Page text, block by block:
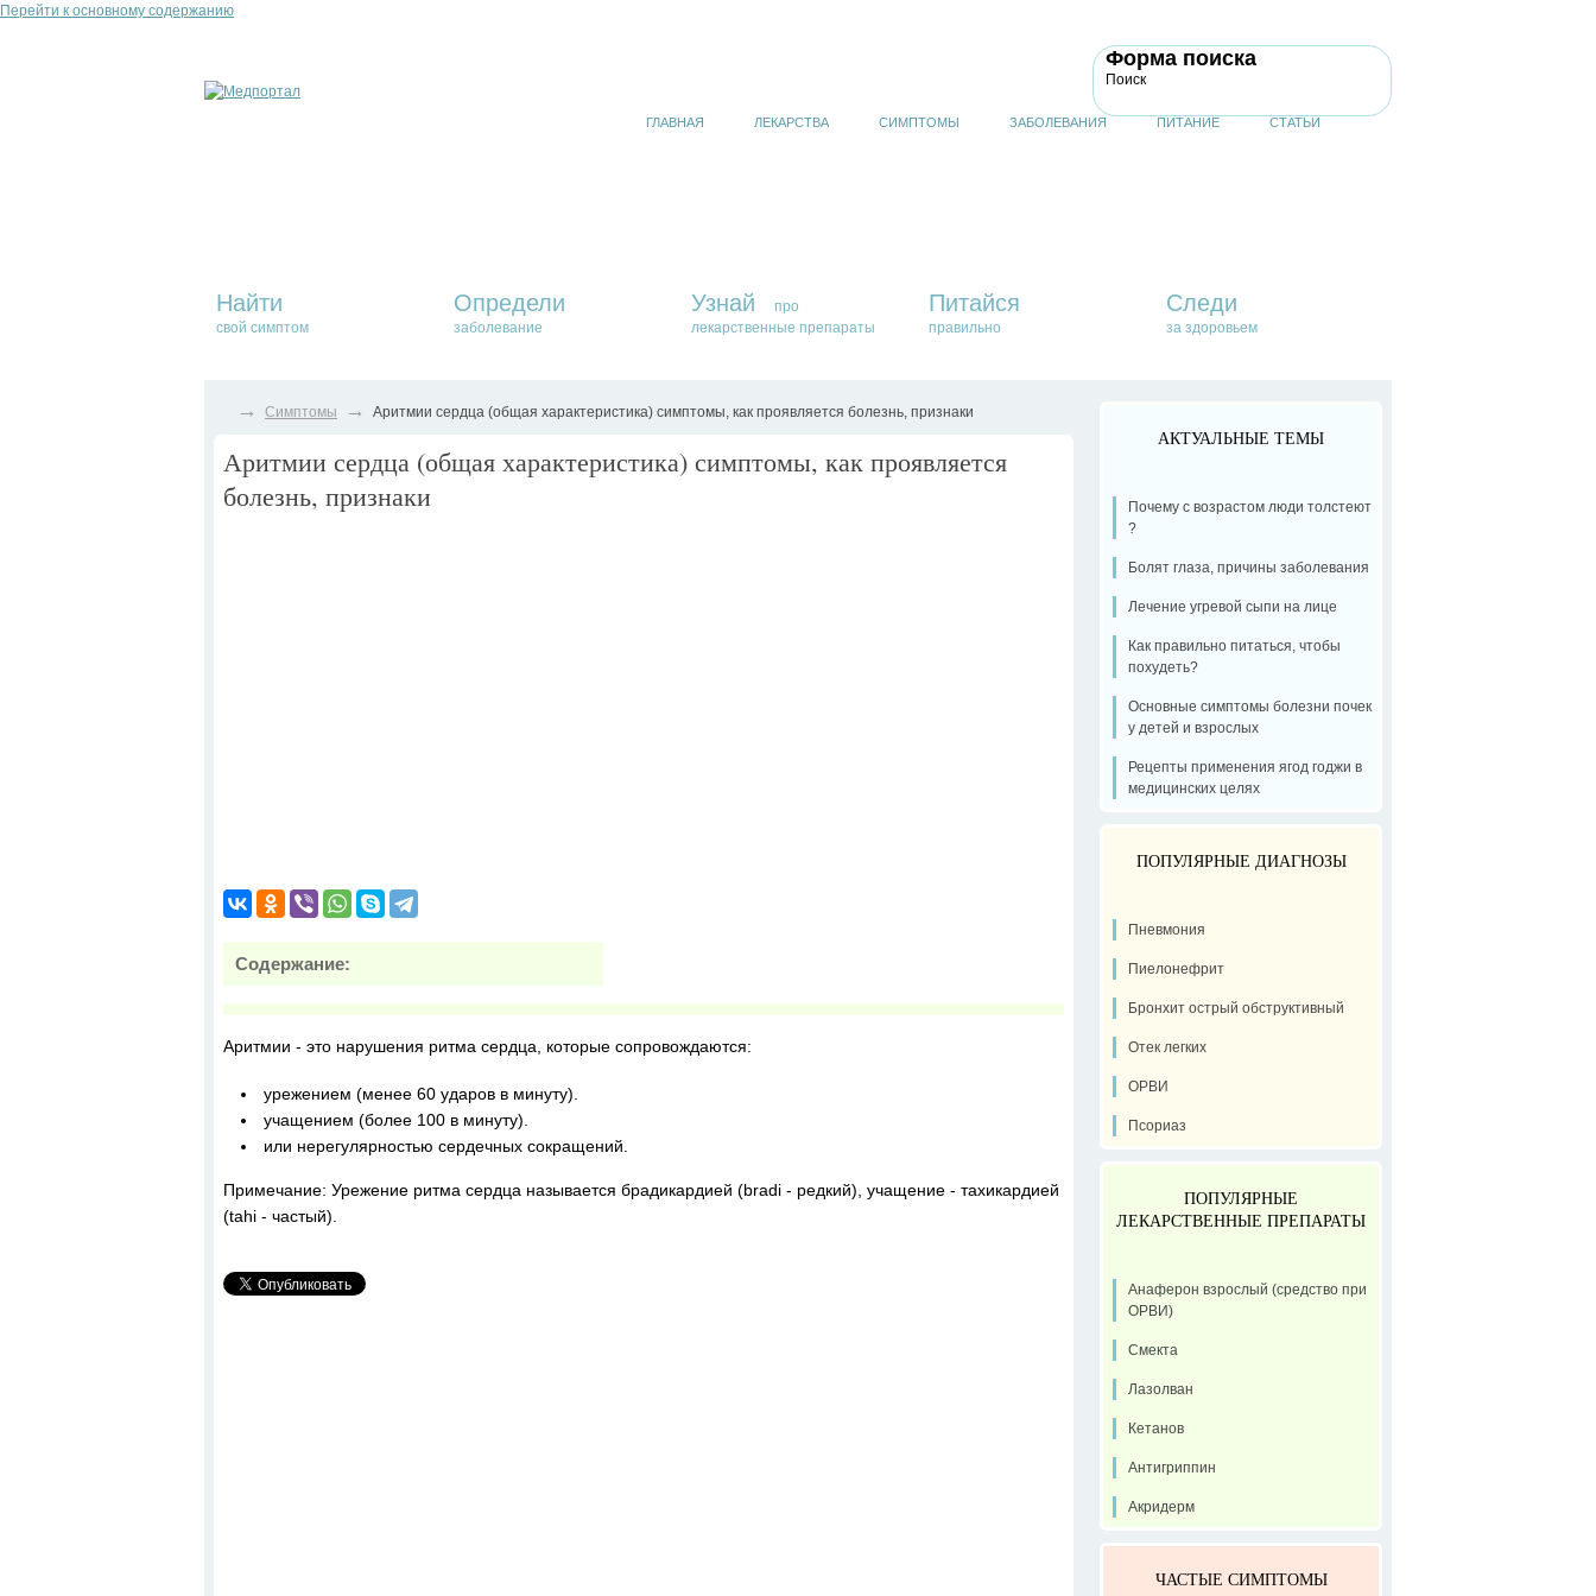
Перейти к основному содержанию
Форма поиска
Поиск
ГЛАВНАЯ ЛЕКАРСТВА СИМПТОМЫ ЗАБОЛЕВАНИЯ ПИТАНИЕ СТАТЬИ
Найти
свой симптом
Определи
заболевание
Узнай
про
лекарственные препараты
Питайся
правильно
Следи
за здоровьем
→ Симптомы → Аритмии сердца (общая характеристика) симптомы, как проявляется болезнь, признаки
Аритмии сердца (общая характеристика) симптомы, как проявляется
болезнь, признаки
Содержание:
Аритмии - это нарушения ритма сердца, которые сопровождаются:
урежением (менее 60 ударов в минуту).
учащением (более 100 в минуту).
или нерегулярностью сердечных сокращений.
Примечание: Урежение ритма сердца называется брадикардией (bradi - редкий), учащение - тахикардией
(tahi - частый).
АКТУАЛЬНЫЕ ТЕМЫ
Почему с возрастом люди толстеют
?
Болят глаза, причины заболевания
Лечение угревой сыпи на лице
Как правильно питаться, чтобы
похудеть?
Основные симптомы болезни почек
у детей и взрослых
Рецепты применения ягод годжи в
медицинских целях
ПОПУЛЯРНЫЕ ДИАГНОЗЫ
Пневмония
Пиелонефрит
Бронхит острый обструктивный
Отек легких
ОРВИ
Псориаз
ПОПУЛЯРНЫЕ
ЛЕКАРСТВЕННЫЕ ПРЕПАРАТЫ
Анаферон взрослый (средство при
ОРВИ)
Смекта
Лазолван
Кетанов
Антигриппин
Акридерм
ЧАСТЫЕ СИМПТОМЫ